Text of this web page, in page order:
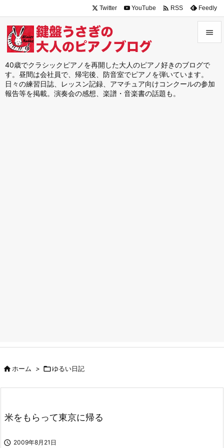
40歳でクラシックピアノを再開した大人のピアノ好きのブログで
す。昼間は会社員で、帰宅後、防音室でピアノを弾いています。
日々の練習日誌、レッスン記録、アマチュア向けコンクールの参加
報告等を掲載。演奏会の感想、楽譜・音楽書の話題も。

メニュ

サイド
Twitter YouTube  RSS Feedly
ホーム > ゆるい日記
米をもらって東京に帰る
 2009年8月21日